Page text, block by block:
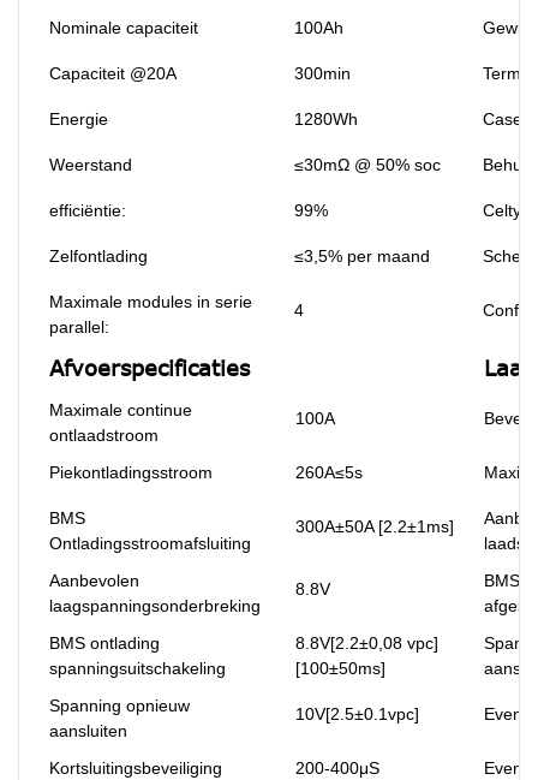
Nominale capaciteit 100Ah
Capaciteit @20A 300min
Energie 1280Wh Case
Weerstand ≤30mΩ @ 50% soc
efficiëntie: 99%
Zelfontlading ≤3,5% per maand
Maximale modules in serie
parallel:
4
Afvoerspecificaties
Maximale continue
ontlaadstroom
100A
Piekontladingsstroom 260A≤5s
BMS
Ontladingsstroomafsluiting
300A±50A [2.2±1ms]
Aanbevolen
laagspanningsonderbreking
8.8V
BMS
BMS ontlading
spanningsuitschakeling
8.8V[2.2±0,08 vpc]
[100±50ms]
Spanning opnieuw
aansluiten
10V[2.5±0.1vpc]
Kortsluitingsbeveiliging 200-400μS